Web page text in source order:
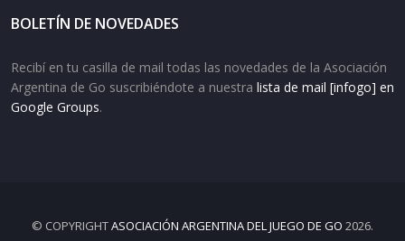
BOLETÍN DE NOVEDADES
Recibí en tu casilla de mail todas las novedades de la Asociación
Argentina de Go suscribiéndote a nuestra lista de mail [infogo] en
Google Groups.
© COPYRIGHTASOCIACIÓN ARGENTINA DEL JUEGO DE GO 2026.